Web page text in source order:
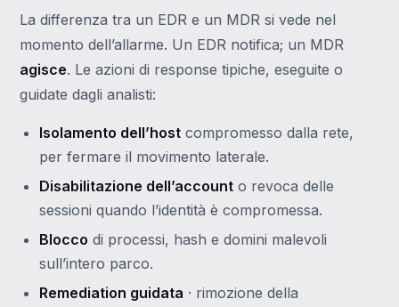
La differenza tra un EDR e un MDR si vede nel
momento dell’allarme. Un EDR notifica; un MDR
agisce. Le azioni di response tipiche, eseguite o
guidate dagli analisti:
Isolamento dell’host compromesso dalla rete,
per fermare il movimento laterale.
Disabilitazione dell’account o revoca delle
sessioni quando l’identità è compromessa.
Blocco di processi, hash e domini malevoli
sull’intero parco.
Remediation guidata · rimozione della